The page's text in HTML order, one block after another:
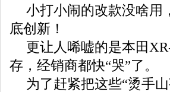
小打小闹的改款没啥用
底创新！
更让人唏嘘的是本田
存，经销商都快“哭”了。
为了赶紧把这些“烫手